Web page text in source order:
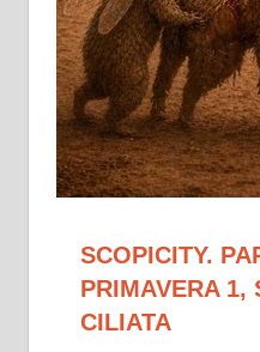
SCOPICITY.
PRIMAVERA 1,
CILIATA